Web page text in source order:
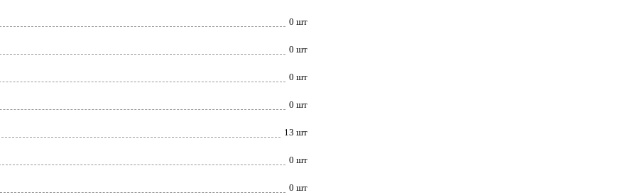
0 шт
0 шт
0 шт
0 шт
13 шт
0 шт
0 шт